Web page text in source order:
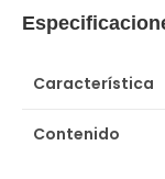
Característica
Contenido